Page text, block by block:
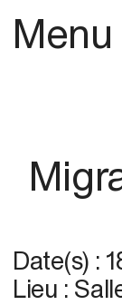
Menu
Date(s) :
Lieu :